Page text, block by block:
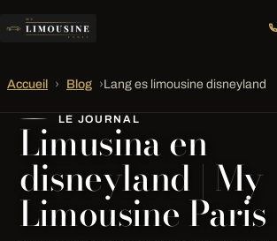
Accueil › Blog ›Lang es limousine disneyland
LE JOURNAL
Limusina en
disneyland | My
Limousine Paris